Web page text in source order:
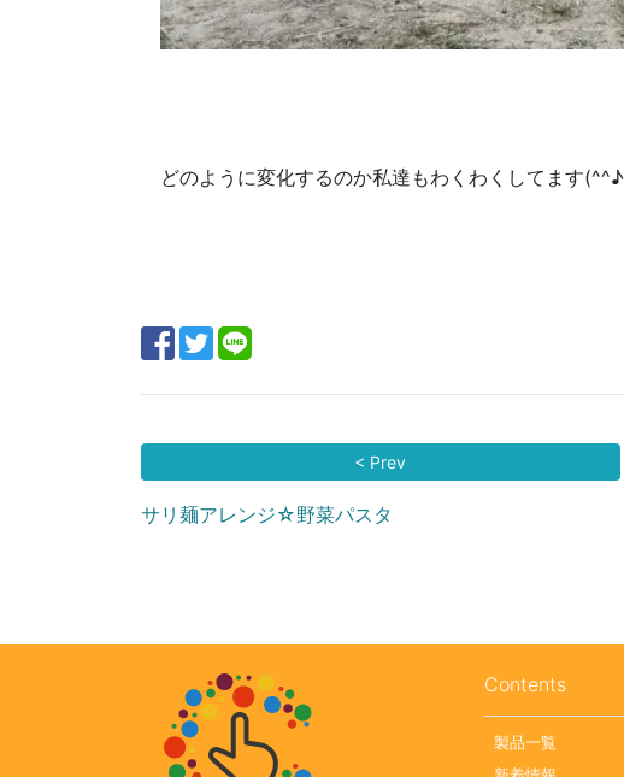
どのように変化するのか私達もわくわくしてます(^^♪
< Prev
サリ麺アレンジ☆野菜パスタ
Contents
製品一覧